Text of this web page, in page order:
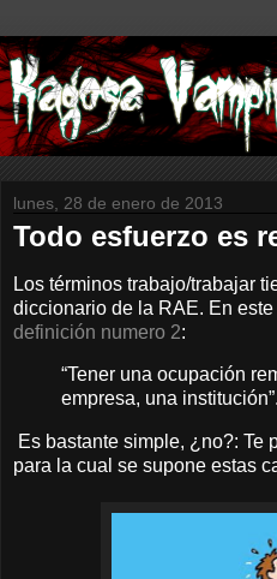
lunes, 28 de enero de 2013
Todo esfuerzo es
Los términos trabajo/trabajar
diccionario de la RAE. En
definición numero 2:
“Tener una ocupación
empresa, una institución”.
Es bastante simple, ¿no?: Te
para la cual se supone estas